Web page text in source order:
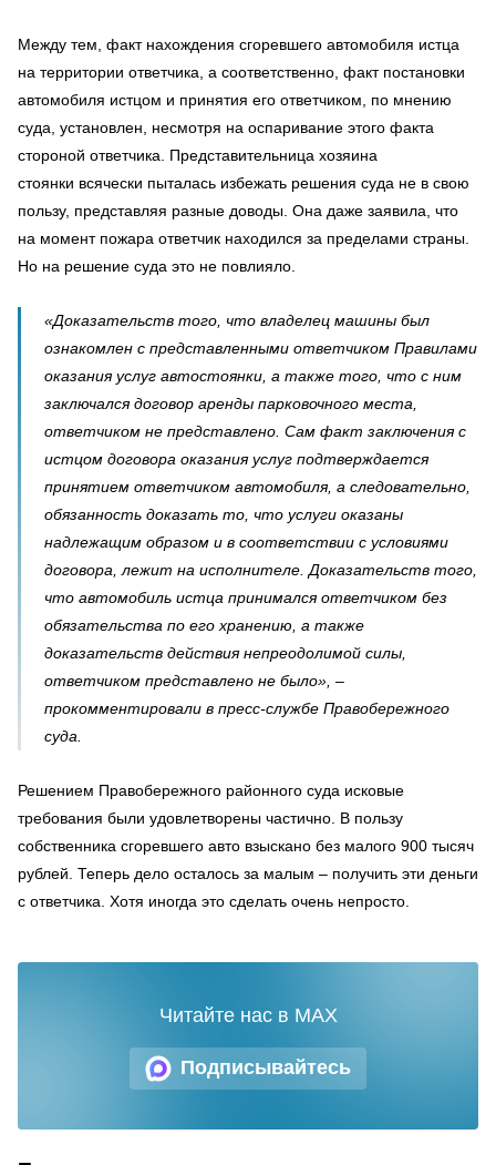
Между тем, факт нахождения сгоревшего автомобиля истца
на территории ответчика, а соответственно, факт постановки
автомобиля истцом и принятия его ответчиком, по мнению
суда, установлен, несмотря на оспаривание этого факта
стороной ответчика. Представительница хозяина
стоянки всячески пыталась избежать решения суда не в свою
пользу, представляя разные доводы. Она даже заявила, что
на момент пожара ответчик находился за пределами страны.
Но на решение суда это не повлияло.
«Доказательств того, что владелец машины был
ознакомлен с представленными ответчиком Правилами
оказания услуг автостоянки, а также того, что с ним
заключался договор аренды парковочного места,
ответчиком не представлено. Сам факт заключения с
истцом договора оказания услуг подтверждается
принятием ответчиком автомобиля, а следовательно,
обязанность доказать то, что услуги оказаны
надлежащим образом и в соответствии с условиями
договора, лежит на исполнителе. Доказательств того,
что автомобиль истца принимался ответчиком без
обязательства по его хранению, а также
доказательств действия непреодолимой силы,
ответчиком представлено не было», –
прокомментировали в пресс-службе Правобережного
суда.
Решением Правобережного районного суда исковые
требования были удовлетворены частично. В пользу
собственника сгоревшего авто взыскано без малого 900 тысяч
рублей. Теперь дело осталось за малым – получить эти деньги
с ответчика. Хотя иногда это сделать очень непросто.
Подписывайтесь
Читайте нас в MAX